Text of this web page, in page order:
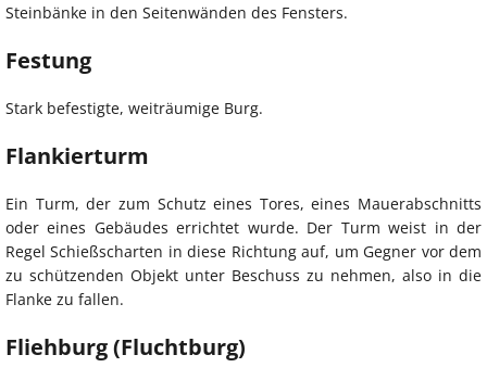
Steinbänke in den Seitenwänden des Fensters.
Festung
Stark befestigte, weiträumige Burg.
Flankierturm
Ein Turm, der zum Schutz eines Tores, eines Mauerabschnitts
oder eines Gebäudes errichtet wurde. Der Turm weist in der
Regel Schießscharten in diese Richtung auf, um Gegner vor dem
zu schützenden Objekt unter Beschuss zu nehmen, also in die
Flanke zu fallen.
Fliehburg (Fluchtburg)